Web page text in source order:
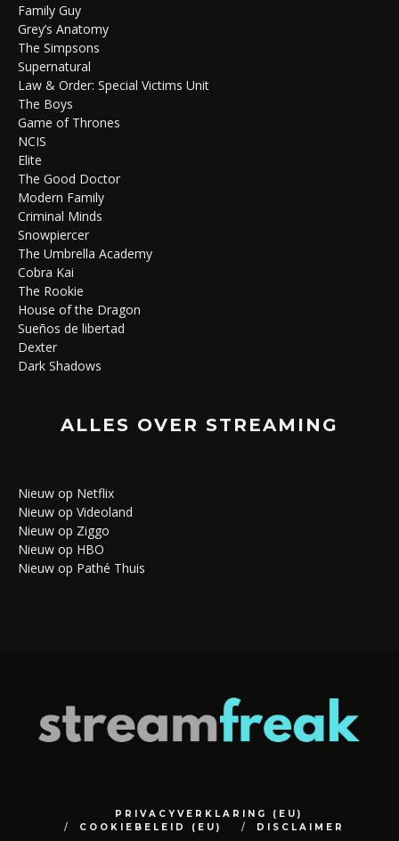
Family Guy
Grey’s Anatomy
The Simpsons
Supernatural
Law & Order: Special Victims Unit
The Boys
Game of Thrones
NCIS
Elite
The Good Doctor
Modern Family
Criminal Minds
Snowpiercer
The Umbrella Academy
Cobra Kai
The Rookie
House of the Dragon
Sueños de libertad
Dexter
Dark Shadows
ALLES OVER STREAMING
Nieuw op Netflix
Nieuw op Videoland
Nieuw op Ziggo
Nieuw op HBO
Nieuw op Pathé Thuis
PRIVACYVERKLARING (EU)
COOKIEBELEID (EU)
DISCLAIMER